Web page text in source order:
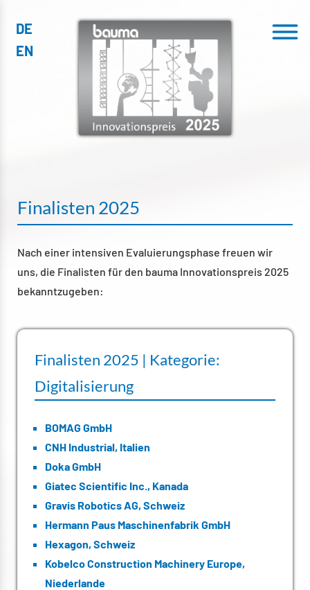
Menu
DE
EN
Finalisten 2025
Nach einer intensiven Evaluierungsphase freuen wir
uns, die Finalisten für den bauma Innovationspreis 2025
bekanntzugeben:
Finalisten 2025 | Kategorie:
Digitalisierung
BOMAG GmbH
CNH Industrial, Italien
Doka GmbH
Giatec Scientific Inc., Kanada
Gravis Robotics AG, Schweiz
Hermann Paus Maschinenfabrik GmbH
Hexagon, Schweiz
Kobelco Construction Machinery Europe,
Niederlande